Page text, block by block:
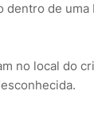
dentro de
no local do